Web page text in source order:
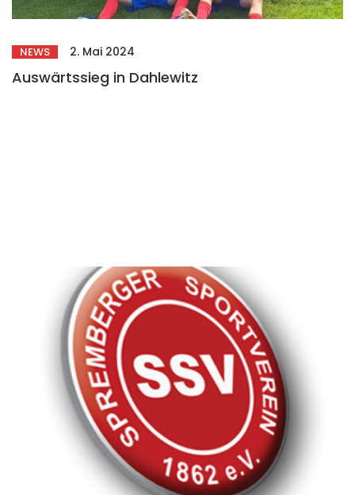
NEWS 2. Mai 2024
Auswärtssieg in Dahlewitz